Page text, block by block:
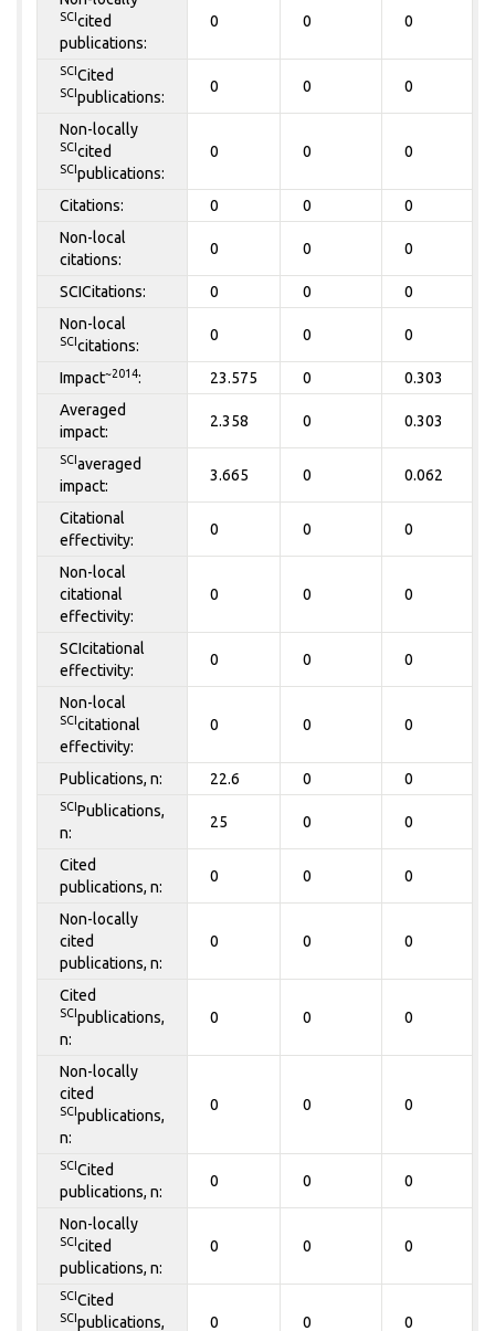
SCIcited
publications:
0 0 0
SCICited
SCIpublications:
0 0 0
Non-locally
SCIcited
SCIpublications:
0 0 0
Citations: 0 0 0
Non-local
citations:
0 0 0
SCICitations: 0 0 0
Non-local
SCIcitations:
0 0 0
Impact~2014: 23.575 0 0.303
Averaged
impact:
2.358 0 0.303
SCIaveraged
impact:
3.665 0 0.062
Citational
effectivity:
0 0 0
Non-local
citational
effectivity:
0 0 0
SCIcitational
effectivity:
0 0 0
Non-local
SCIcitational
effectivity:
0 0 0
Publications, n: 22.6 0 0
SCIPublications,
n:
25 0 0
Cited
publications, n:
0 0 0
Non-locally
cited
publications, n:
0 0 0
Cited
SCIpublications,
n:
0 0 0
Non-locally
cited
SCIpublications,
n:
0 0 0
SCICited
publications, n:
0 0 0
Non-locally
SCIcited
publications, n:
0 0 0
SCICited
SCIpublications, 0 0 0